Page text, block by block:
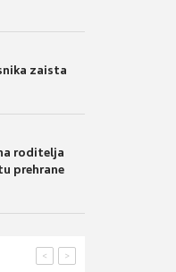
zaista
roditelja
prehrane
>
<